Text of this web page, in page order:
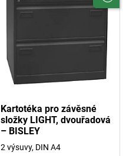
Kartotéka pro závěsné
složky LIGHT, dvouřadová
– BISLEY
2 výsuvy, DIN A4